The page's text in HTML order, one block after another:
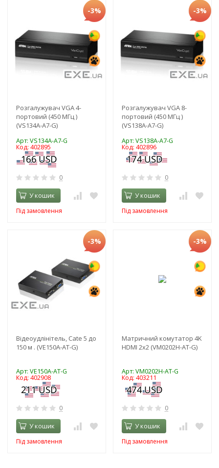
-3%
Розгалужувач VGA 4-
портовий (450 МГц )
(VS134A-A7-G)
Арт: VS134A-A7-G
Код: 402895
0
У кошик
Під замовлення
-3%
Розгалужувач VGA 8-
портовий (450 МГц )
(VS138A-A7-G)
Арт: VS138A-A7-G
Код: 402896
0
У кошик
Під замовлення
-3%
Відеоудлінітель, Cate 5 до
150 м . (VE150A-AT-G)
Арт: VE150A-AT-G
Код: 402908
0
У кошик
Під замовлення
-3%
Матричний комутатор 4K
HDMI 2x2 (VM0202H-AT-G)
Арт: VM0202H-AT-G
Код: 403211
0
У кошик
Під замовлення